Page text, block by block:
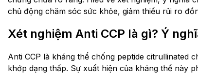
chủ động chăm sóc sức khỏe, giảm thiểu rủi ro
Xét nghiệm Anti CCP là gì? Ý
Anti CCP là kháng thể chống peptide citrullinated
khớp dạng thấp. Sự xuất hiện của kháng thể này